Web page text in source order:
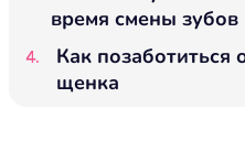
время смены зубов
Как позаботиться
щенка